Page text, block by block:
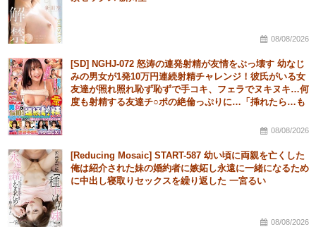
08/08/2026
[SD] NGHJ-072 怒涛の連発射精が友情をぶっ壊す 幼なじ
みの男女が1発10万円連続射精チャレンジ！彼氏がいる女
友達が照れ照れ恥ず恥ずで手コキ、フェラでヌキヌキ…何
度も射精する友達チ○ポの絶倫っぷりに…「挿れたら…も
08/08/2026
[Reducing Mosaic] START-587 幼い頃に両親を亡くした
俺は紹介された妹の婚約者に嫉妬し永遠に一緒になるため
に中出し寝取りセックスを繰り返した 一宮るい
08/08/2026